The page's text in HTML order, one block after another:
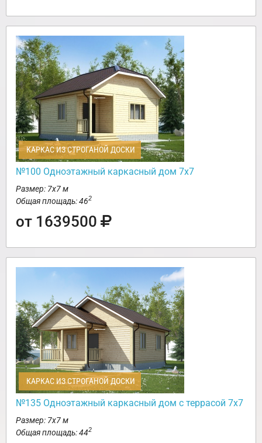
КАРКАС ИЗ СТРОГАНОЙ ДОСКИ
№100 Одноэтажный каркасный дом 7х7
Размер: 7х7 м
Общая площадь: 462
от 1639500
КАРКАС ИЗ СТРОГАНОЙ ДОСКИ
№135 Одноэтажный каркасный дом с террасой 7х7
Размер: 7х7 м
Общая площадь: 442